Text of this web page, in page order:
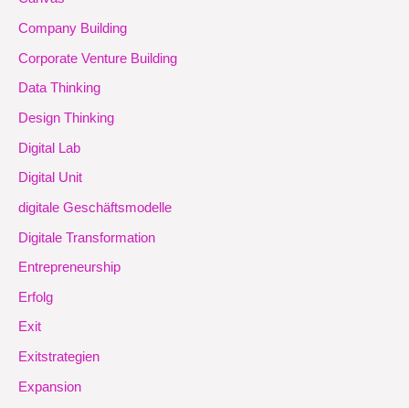
Company Building
Corporate Venture Building
Data Thinking
Design Thinking
Digital Lab
Digital Unit
digitale Geschäftsmodelle
Digitale Transformation
Entrepreneurship
Erfolg
Exit
Exitstrategien
Expansion